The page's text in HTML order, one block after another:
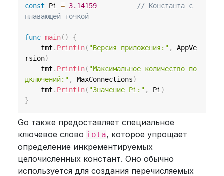
const Pi = 3.14159
// Константа с
плавающей точкой
func main( )
{
	fmt
. Println( "Версия приложения:" ,
AppVe
rsion)
	fmt
. Println( "Максимальное количество по
дключений:" , MaxConnections)
	fmt
. Println( "Значение Pi:" , Pi )
}
Go также предоставляет специальное
ключевое слово iota, которое упрощает
определение инкрементируемых
целочисленных констант. Оно обычно
используется для создания перечисляемых